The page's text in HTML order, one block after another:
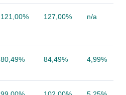
121,00% 127,00% n/a
80,49% 84,49% 4,99%